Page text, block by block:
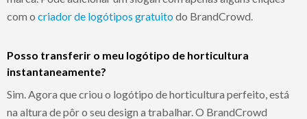
com o criador de logótipos gratuitodo BrandCrowd.
Posso transferir o meu logótipo de horticultura
instantaneamente?
Sim. Agora que criou o logótipo de horticultura perfeito, está
na altura de pôr o seu design a trabalhar. O BrandCrowd